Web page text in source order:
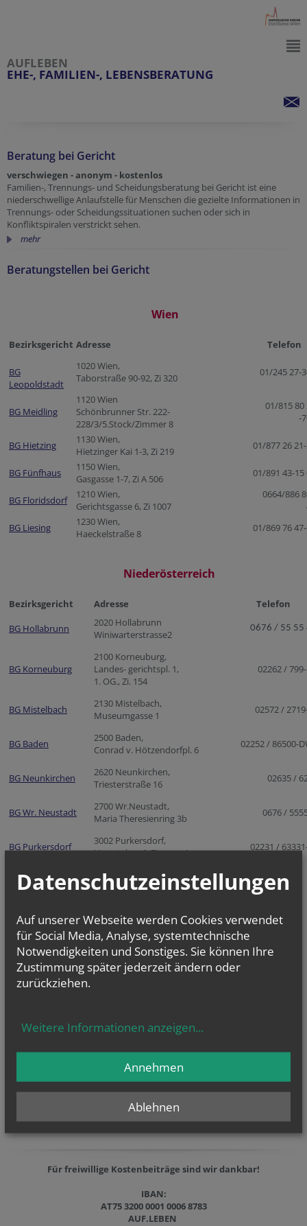
AUFLEBEN
EHE-, FAMILIEN-, LEBENSBERATUNG
Beratung bei Gericht
verschwiegen - anonym - kostenlos
Familien-, Trennungs- und Scheidungsberatung bei Gericht ist eine
niederschwellige Anlaufstelle für Menschen die gezielte Informationen in
Trennungs- oder Scheidungssituationen suchen oder sich in
Konfliktspiralen verstrickt sehen.
mehr
Beratungstellen bei Gericht
Wien
Bezirksgericht Adresse Telefon
BG
Leopoldstadt
1020 Wien,
Taborstraße 90-92, Zi 320
01/245 27-
BG Meidling
1120 Wien
Schönbrunner Str. 222-
228/3/5.Stock/Zimmer 8
01/815 80
-
BG Hietzing
1130 Wien,
Hietzinger Kai 1-3, Zi 219
01/877 26
BG Fünfhaus
1150 Wien,
Gasgasse 1-7, Zi A 506
01/891 43-15
BG Floridsdorf
1210 Wien,
Gerichtsgasse 6, Zi 1007
0664/886
BG Liesing
1230 Wien,
Haeckelstraße 8
01/869 76
Niederösterreich
Bezirksgericht Adresse
Telefon
BG Hollabrunn
2020 Hollabrunn
Winiwarterstrasse2
0676 / 55 55
BG Korneuburg
2100 Korneuburg,
Landes- gerichtspl. 1,
1. OG., Zi. 154
02262 /
BG Mistelbach
2130 Mistelbach,
Museumgasse 1
02572 /
BG Baden
2500 Baden,
Conrad v. Hötzendorfpl. 6
02252 / 86500-
BG Neunkirchen
2620 Neunkirchen,
Triesterstraße 16
02635 /
BG Wr. Neustadt
2700 Wr.Neustadt,
Maria Theresienring 3b
0676 /
BG Purkersdorf
3002 Purkersdorf,
Hauptplatz 6, Zimmer 1
02231 /
Für freiwillige Kostenbeiträge sind wir dankbar!
IBAN:
AT75 3200 0001 0006 8783
AUF.LEBEN
Datenschutzeinstellungen
Auf unserer Webseite werden Cookies verwendet
für Social Media, Analyse, systemtechnische
Notwendigkeiten und Sonstiges. Sie können Ihre
Zustimmung später jederzeit ändern oder
zurückziehen.
Weitere Informationen anzeigen...
Ablehnen
Annehmen